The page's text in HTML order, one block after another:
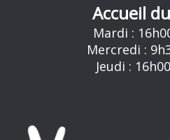
Accueil
Mardi :
Mercredi :
Jeudi :